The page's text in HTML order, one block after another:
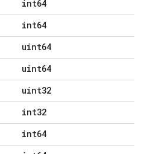
int64
int64
uint64
uint64
uint32
int32
int64